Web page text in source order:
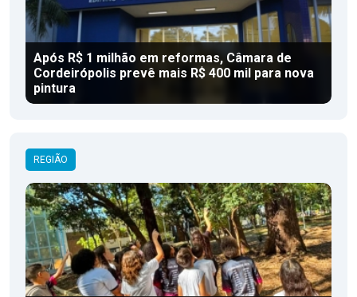
Após R$ 1 milhão em reformas, Câmara de
Cordeirópolis prevê mais R$ 400 mil para nova
pintura
REGIÃO